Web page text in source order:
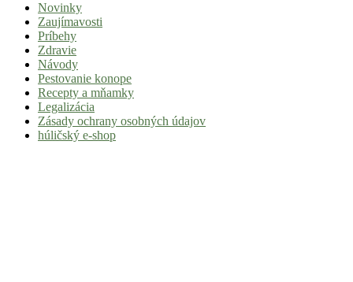
Tvoj
sprievodca
svetom
pohody
stoner
Novinky
Zaujímavosti
Príbehy
Zdravie
Návody
Pestovanie konope
Recepty a mňamky
Legalizácia
Zásady ochrany osobných údajov
húličský e-shop